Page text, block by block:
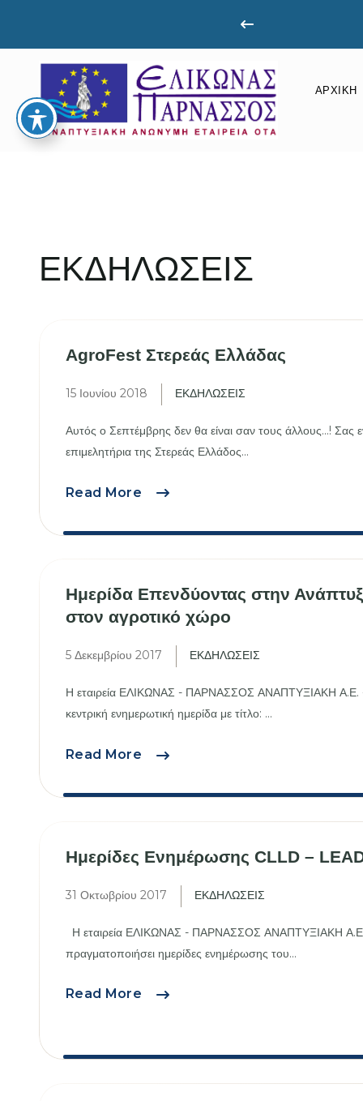
ΑΡΧΙΚΉ
ΕΚΔΗΛΩΣΕΙΣ
AgroFest Στερεάς Ελλάδας
15 Ιουνίου 2018 ΕΚΔΗΛΩΣΕΙΣ
Αυτός ο Σεπτέμβρης δεν θα είναι σαν τους άλλους...! Σας
επιμελητήρια της Στερεάς Ελλάδος...
Read More
AgroFest
Ελλάδας
Ημερίδα Επενδύοντας στην
στον αγροτικό χώρο
5 Δεκεμβρίου 2017 ΕΚΔΗΛΩΣΕΙΣ
Η εταιρεία ΕΛΙΚΩΝΑΣ - ΠΑΡΝΑΣΣΟΣ ΑΝΑΠΤΥΞΙΑΚΗ Α.Ε.
κεντρική ενημερωτική ημερίδα με τίτλο: ...
Read More
Ημερίδα
στην
Καινοτομία
αγροτικό
Ημερίδες Ενημέρωσης CLLD –
31 Οκτωβρίου 2017 ΕΚΔΗΛΩΣΕΙΣ
Η εταιρεία ΕΛΙΚΩΝΑΣ - ΠΑΡΝΑΣΣΟΣ ΑΝΑΠΤΥΞΙΑΚΗ
πραγματοποιήσει ημερίδες ενημέρωσης του...
Read More
Ημερίδες
–